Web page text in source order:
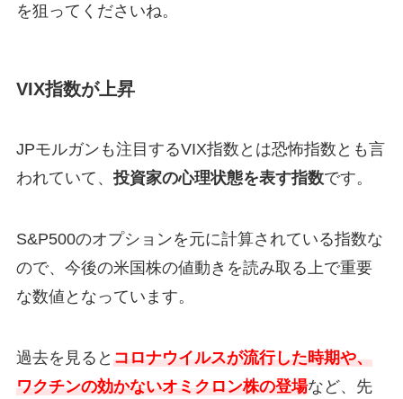
を狙ってくださいね。
VIX指数が上昇
JPモルガンも注目するVIX指数とは恐怖指数とも言
われていて、 投資家の心理状態を表す指数です。
S&P500のオプションを元に計算されている指数な
ので、今後の米国株の値動きを読み取る上で重要
な数値となっています。
過去を見ると コロナウイルスが流行した時期や、
ワクチンの効かないオミクロン株の登場など、先